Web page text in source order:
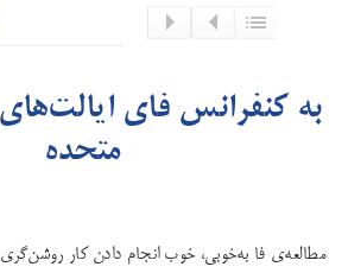
به کنفرانس فای ایالت‌های
متحده
مطالعه‌ی فا به‌خوبی، خوب انجام دادن کار